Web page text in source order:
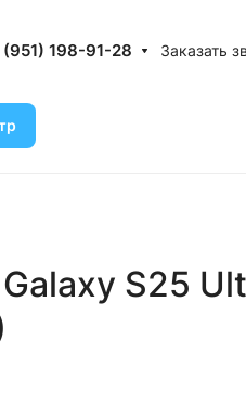
(951) 198-91-28 Заказать
S25